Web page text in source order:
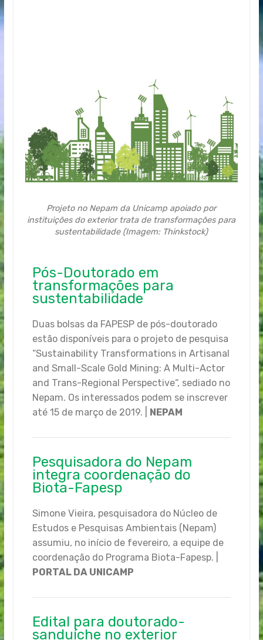
Projeto no Nepam da Unicamp apoiado por
instituições do exterior trata de transformações para
sustentabilidade (Imagem: Thinkstock)
Pós-Doutorado em
transformações para
sustentabilidade
Duas bolsas da FAPESP de pós-doutorado
estão disponíveis para o projeto de pesquisa
“Sustainability Transformations in Artisanal
and Small-Scale Gold Mining: A Multi-Actor
and Trans-Regional Perspective“, sediado no
Nepam. Os interessados podem se inscrever
até 15 de março de 2019. | NEPAM
Pesquisadora do Nepam
integra coordenação do
Biota-Fapesp
Simone Vieira, pesquisadora do Núcleo de
Estudos e Pesquisas Ambientais (Nepam)
assumiu, no início de fevereiro, a equipe de
coordenação do Programa Biota-Fapesp. |
PORTAL DA UNICAMP
Edital para doutorado-
sanduíche no exterior